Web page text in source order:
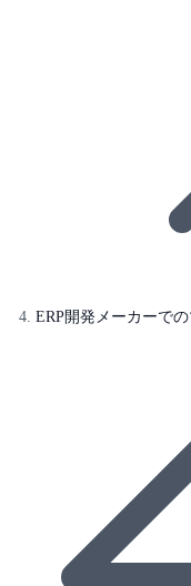
ERP開発メーカーで